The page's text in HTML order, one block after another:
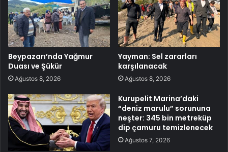
Beypazarı’nda Yağmur
Duası ve Şükür
Ağustos 8, 2026
Yayman: Sel zararları
karşılanacak
Ağustos 8, 2026
Kurupelit Marina’daki
“deniz marulu” sorununa
neşter: 345 bin metreküp
dip çamuru temizlenecek
Ağustos 7, 2026